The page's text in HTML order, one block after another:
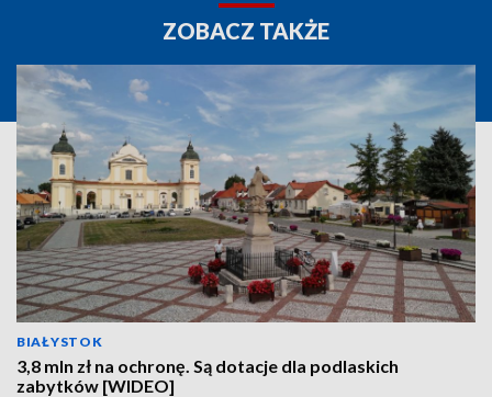
ZOBACZ TAKŻE
BIAŁYSTOK
3,8 mln zł na ochronę. Są dotacje dla podlaskich
zabytków [WIDEO]